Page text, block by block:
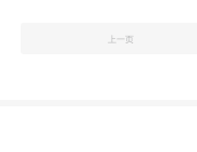
上一页